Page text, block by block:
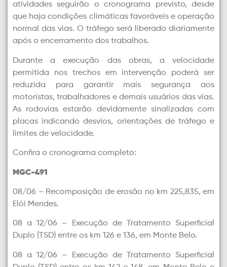
atividades seguirão o cronograma previsto, desde
que haja condições climáticas favoráveis e operação
normal das vias. O tráfego será liberado diariamente
após o encerramento dos trabalhos.
Durante a execução das obras, a velocidade
permitida nos trechos em intervenção poderá ser
reduzida para garantir mais segurança aos
motoristas, trabalhadores e demais usuários das vias.
As rodovias estarão devidamente sinalizadas com
placas indicando desvios, orientações de tráfego e
limites de velocidade.
Confira o cronograma completo:
MGC-491
08/06 – Recomposição de erosão no km 225,835, em
Elói Mendes.
08 a 12/06 – Execução de Tratamento Superficial
Duplo (TSD) entre os km 126 e 136, em Monte Belo.
08 a 12/06 – Execução de Tratamento Superficial